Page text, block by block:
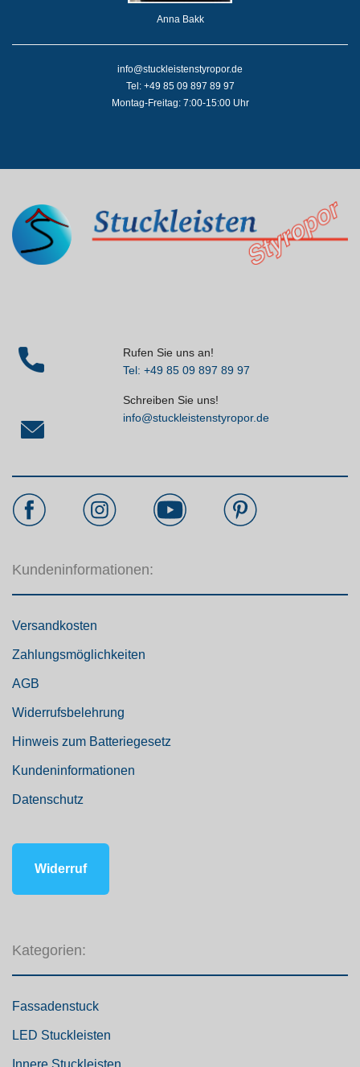
Anna Bakk
info@stuckleistenstyropor.de
Tel: +49 85 09 897 89 97
Montag-Freitag: 7:00-15:00 Uhr
Rufen Sie uns an!
Tel: +49 85 09 897 89 97
Schreiben Sie uns!
info@stuckleistenstyropor.de
Kundeninformationen:
Versandkosten
Zahlungsmöglichkeiten
AGB
Widerrufsbelehrung
Hinweis zum Batteriegesetz
Kundeninformationen
Datenschutz
Widerruf
Kategorien:
Fassadenstuck
LED Stuckleisten
Innere Stuckleisten